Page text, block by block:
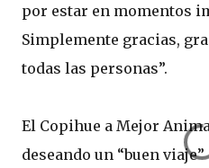
por estar en momentos
Simplemente gracias,
todas las personas”.
El Copihue a Mejor
deseando un “buen